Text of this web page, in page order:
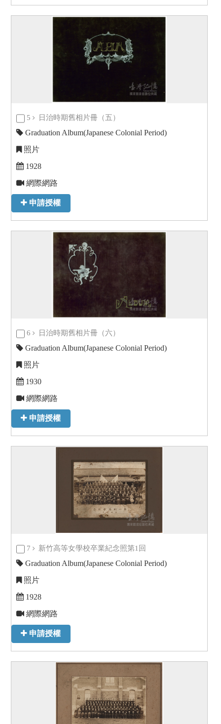
5 日治時期舊相片冊（五）
Graduation Album(Japanese Colonial Period)
照片
1928
網際網路
申請授權
6 日治時期舊相片冊（六）
Graduation Album(Japanese Colonial Period)
照片
1930
網際網路
申請授權
7 新竹高等女學校卒業紀念照第1回
Graduation Album(Japanese Colonial Period)
照片
1928
網際網路
申請授權